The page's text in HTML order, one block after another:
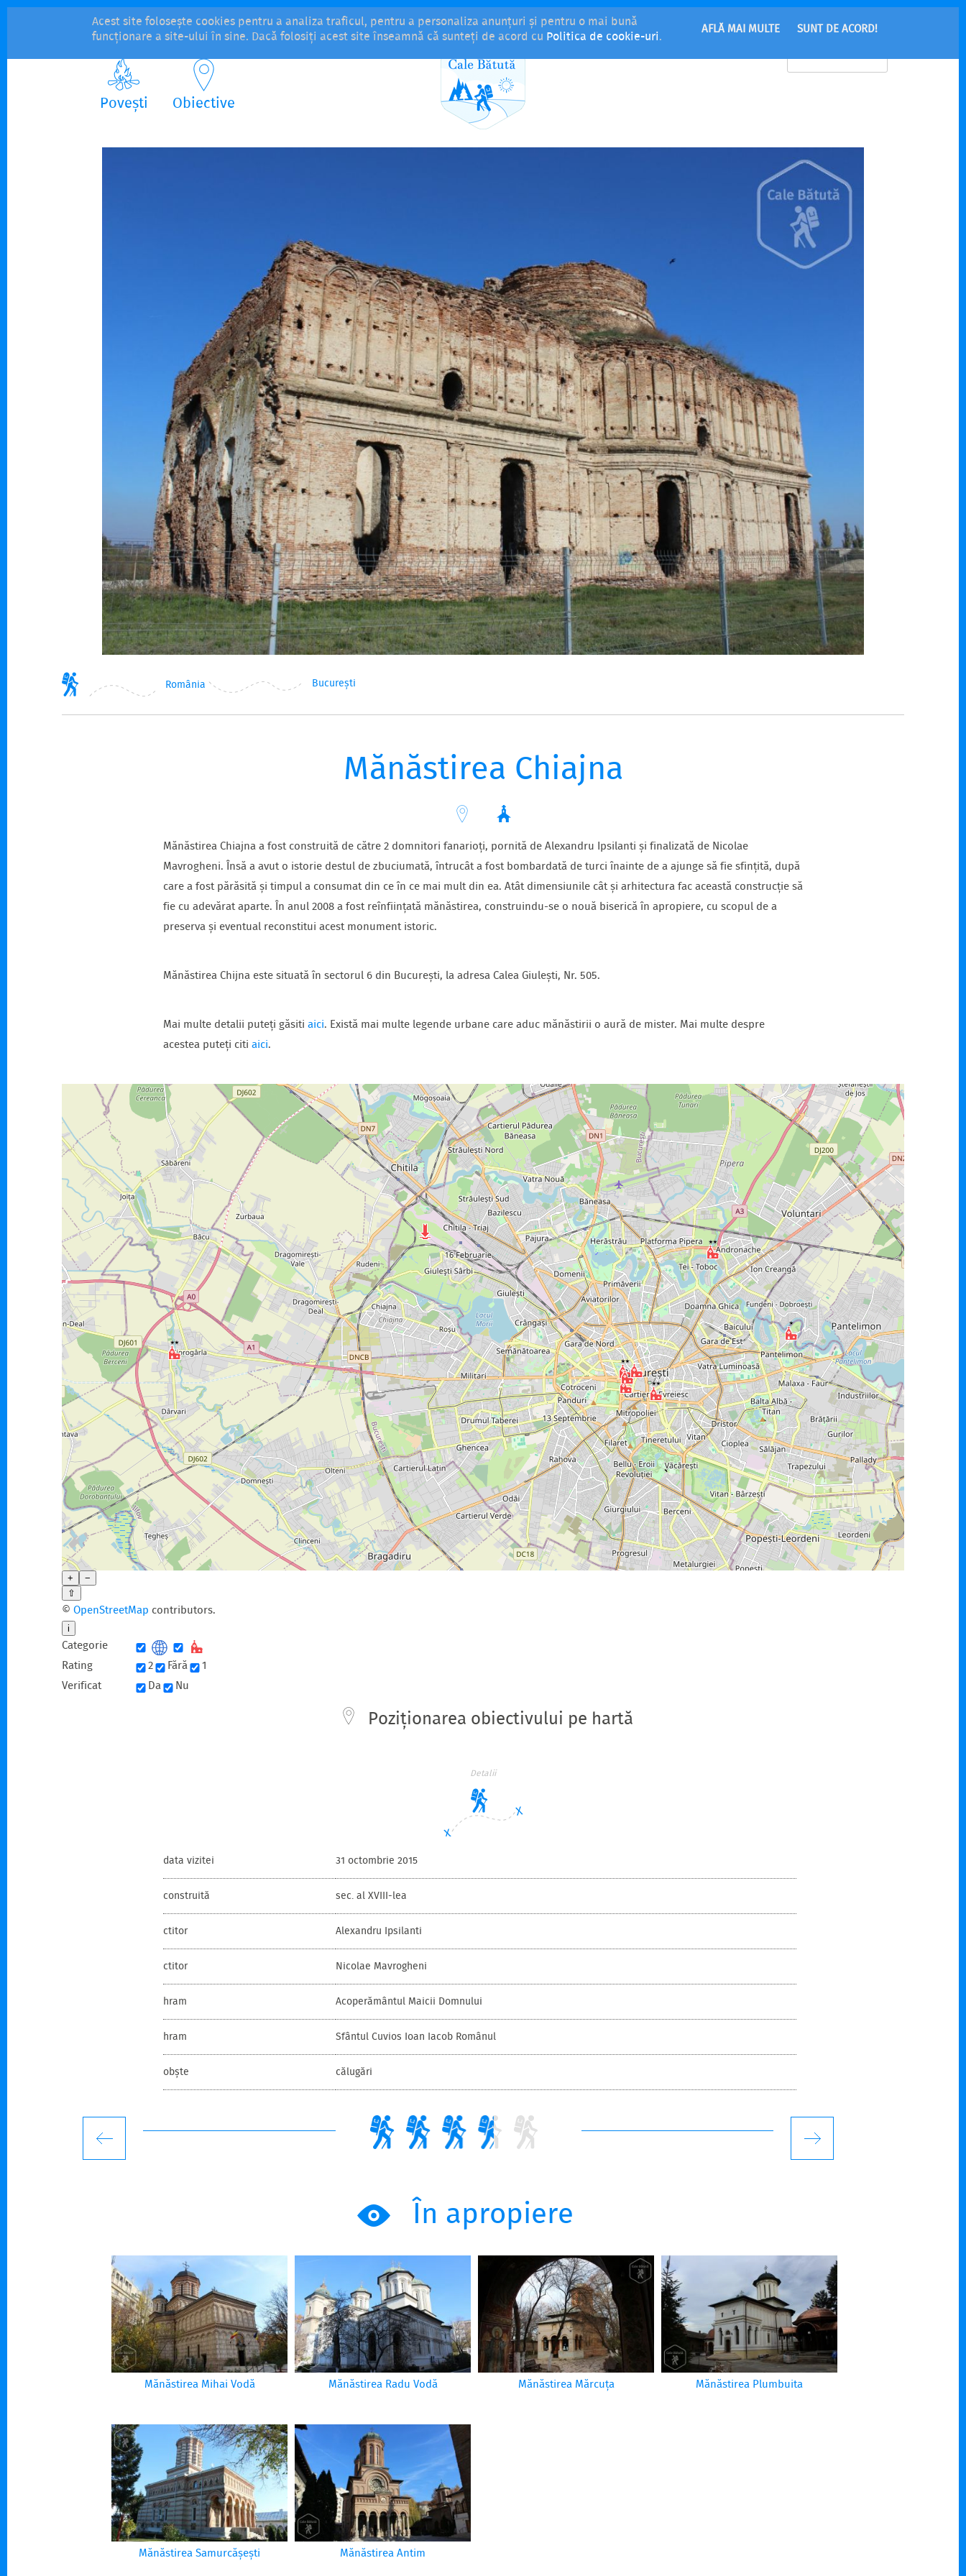
Acest site folosește cookies pentru a analiza traficul, pentru a personaliza anunțuri și pentru o mai bună
funcționare a site-ului în sine. Dacă folosiți acest site înseamnă că sunteți de acord cu Politica de cookie-uri. AFLĂ MAI MULTE SUNT DE ACORD!
Povești Obiective
România București
Mănăstirea Chiajna
Mănăstirea Chiajna a fost construită de către 2 domnitori fanarioți, pornită de Alexandru Ipsilanti și finalizată de Nicolae
Mavrogheni. Însă a avut o istorie destul de zbuciumată, întrucât a fost bombardată de turci înainte de a ajunge să fie sfințită, după
care a fost părăsită și timpul a consumat din ce în ce mai mult din ea. Atât dimensiunile cât și arhitectura fac această construcție să
fie cu adevărat aparte. În anul 2008 a fost reînființată mănăstirea, construindu-se o nouă biserică în apropiere, cu scopul de a
preserva și eventual reconstitui acest monument istoric.
Mănăstirea Chijna este situată în sectorul 6 din București, la adresa Calea Giulești, Nr. 505.
Mai multe detalii puteți găsiti aici. Există mai multe legende urbane care aduc mănăstirii o aură de mister. Mai multe despre
acestea puteți citi aici.
+
−
⇧
© OpenStreetMap contributors.
i
Categorie
Rating
2 Fără
1
Verificat
Da Nu
Poziționarea obiectivului pe hartă
Detalii
data vizitei 31 octombrie 2015
construită sec. al XVIII-lea
ctitor Alexandru Ipsilanti
ctitor Nicolae Mavrogheni
hram Acoperământul Maicii Domnului
hram Sfântul Cuvios Ioan Iacob Românul
obște călugări
În apropiere
Mănăstirea Mihai Vodă Mănăstirea Radu Vodă Mănăstirea Mărcuța Mănăstirea Plumbuita
Mănăstirea Samurcășești Mănăstirea Antim